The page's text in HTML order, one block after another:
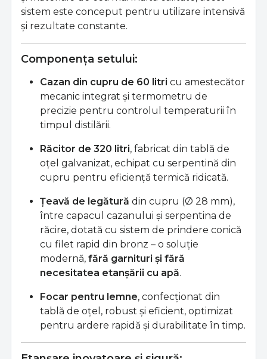
sistem este conceput pentru utilizare intensivă
și rezultate constante.
Componența setului:
Cazan din cupru de 60 litri cu amestecător
mecanic integrat și termometru de
precizie pentru controlul temperaturii în
timpul distilării.
Răcitor de 320 litri, fabricat din tablă de
oțel galvanizat, echipat cu serpentină din
cupru pentru eficiență termică ridicată.
Țeavă de legătură din cupru (Ø 28 mm),
între capacul cazanului și serpentina de
răcire, dotată cu sistem de prindere conică
cu filet rapid din bronz – o soluție
modernă, fără garnituri și fără
necesitatea etanșării cu apă.
Focar pentru lemne, confecționat din
tablă de oțel, robust și eficient, optimizat
pentru ardere rapidă și durabilitate în timp.